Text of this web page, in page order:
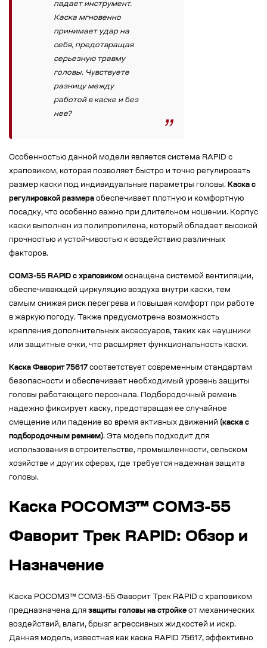
падает инструмент.
Каска мгновенно
принимает удар на
себя, предотвращая
серьезную травму
головы. Чувствуете
разницу между
работой в каске и без
нее?
Особенностью данной модели является система RAPID с
храповиком, которая позволяет быстро и точно регулировать
размер каски под индивидуальные параметры головы. Каска с
регулировкой размера обеспечивает плотную и комфортную
посадку, что особенно важно при длительном ношении. Корпус
каски выполнен из полипропилена, который обладает высокой
прочностью и устойчивостью к воздействию различных
факторов.
СОМЗ-55 RAPID с храповиком оснащена системой вентиляции,
обеспечивающей циркуляцию воздуха внутри каски, тем
самым снижая риск перегрева и повышая комфорт при работе
в жаркую погоду. Также предусмотрена возможность
крепления дополнительных аксессуаров, таких как наушники
или защитные очки, что расширяет функциональность каски.
Каска Фаворит 75617 соответствует современным стандартам
безопасности и обеспечивает необходимый уровень защиты
головы работающего персонала. Подбородочный ремень
надежно фиксирует каску, предотвращая ее случайное
смещение или падение во время активных движений (каска с
подбородочным ремнем). Эта модель подходит для
использования в строительстве, промышленности, сельском
хозяйстве и других сферах, где требуется надежная защита
головы.
Каска РОСОМЗ™ СОМЗ-55
Фаворит Трек RAPID: Обзор и
Назначение
Каска РОСОМЗ™ СОМЗ-55 Фаворит Трек RAPID с храповиком
предназначена для защиты головы на стройке от механических
воздействий, влаги, брызг агрессивных жидкостей и искр.
Данная модель, известная как каска RAPID 75617, эффективно